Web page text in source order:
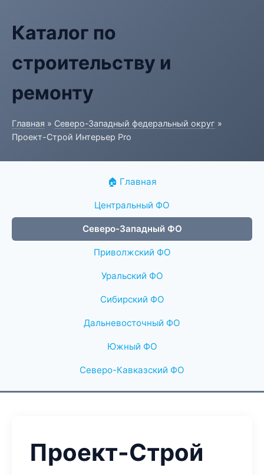
Каталог по
строительству и
ремонту
Главная » Северо-Западный федеральный округ »
Проект-Строй Интерьер Pro
🏠 Главная
Центральный ФО
Северо-Западный ФО
Приволжский ФО
Уральский ФО
Сибирский ФО
Дальневосточный ФО
Южный ФО
Северо-Кавказский ФО
Проект-Строй